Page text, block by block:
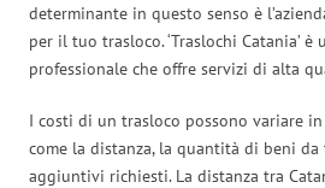
determinante in questo senso è
per il tuo trasloco. ‘Traslochi Catania’ è
professionale che offre servizi di alta
I costi di un trasloco possono variare
come la distanza, la quantità di beni
aggiuntivi richiesti. La distanza tra